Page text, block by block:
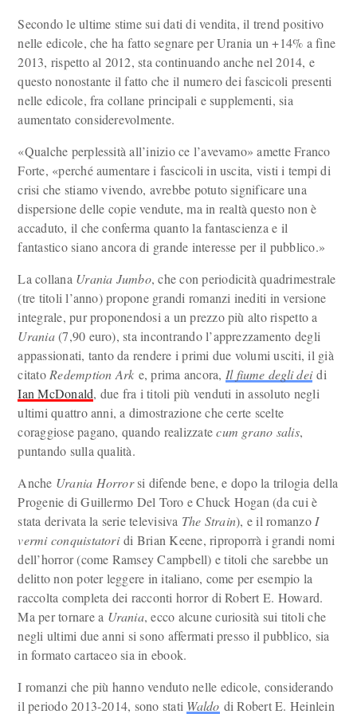
Secondo le ultime stime sui dati di vendita, il trend positivo
nelle edicole, che ha fatto segnare per Urania un +14% a fine
2013, rispetto al 2012, sta continuando anche nel 2014, e
questo nonostante il fatto che il numero dei fascicoli presenti
nelle edicole, fra collane principali e supplementi, sia
aumentato considerevolmente.
«Qualche perplessità all’inizio ce l’avevamo» amette Franco
Forte, «perché aumentare i fascicoli in uscita, visti i tempi di
crisi che stiamo vivendo, avrebbe potuto significare una
dispersione delle copie vendute, ma in realtà questo non è
accaduto, il che conferma quanto la fantascienza e il
fantastico siano ancora di grande interesse per il pubblico.»
La collana Urania Jumbo, che con periodicità quadrimestrale
(tre titoli l’anno) propone grandi romanzi inediti in versione
integrale, pur proponendosi a un prezzo più alto rispetto a
Urania(7,90 euro), sta incontrando l’apprezzamento degli
appassionati, tanto da rendere i primi due volumi usciti, il già
citato Redemption Ark e, prima ancora, Il fiume degli deidi
Ian McDonald, due fra i titoli più venduti in assoluto negli
ultimi quattro anni, a dimostrazione che certe scelte
coraggiose pagano, quando realizzatecum grano salis,
puntando sulla qualità.
Anche Urania Horrorsi difende bene, e dopo la trilogia della
Progenie di Guillermo Del Toro e Chuck Hogan (da cui è
stata derivata la serie televisiva The Strain), e il romanzo I
vermi conquistatoridi Brian Keene, riproporrà i grandi nomi
dell’horror (come Ramsey Campbell) e titoli che sarebbe un
delitto non poter leggere in italiano, come per esempio la
raccolta completa dei racconti horror di Robert E. Howard.
Ma per tornare a Urania, ecco alcune curiosità sui titoli che
negli ultimi due anni si sono affermati presso il pubblico, sia
in formato cartaceo sia in ebook.
I romanzi che più hanno venduto nelle edicole, considerando
il periodo 2013-2014, sono stati Waldo di Robert E. Heinlein